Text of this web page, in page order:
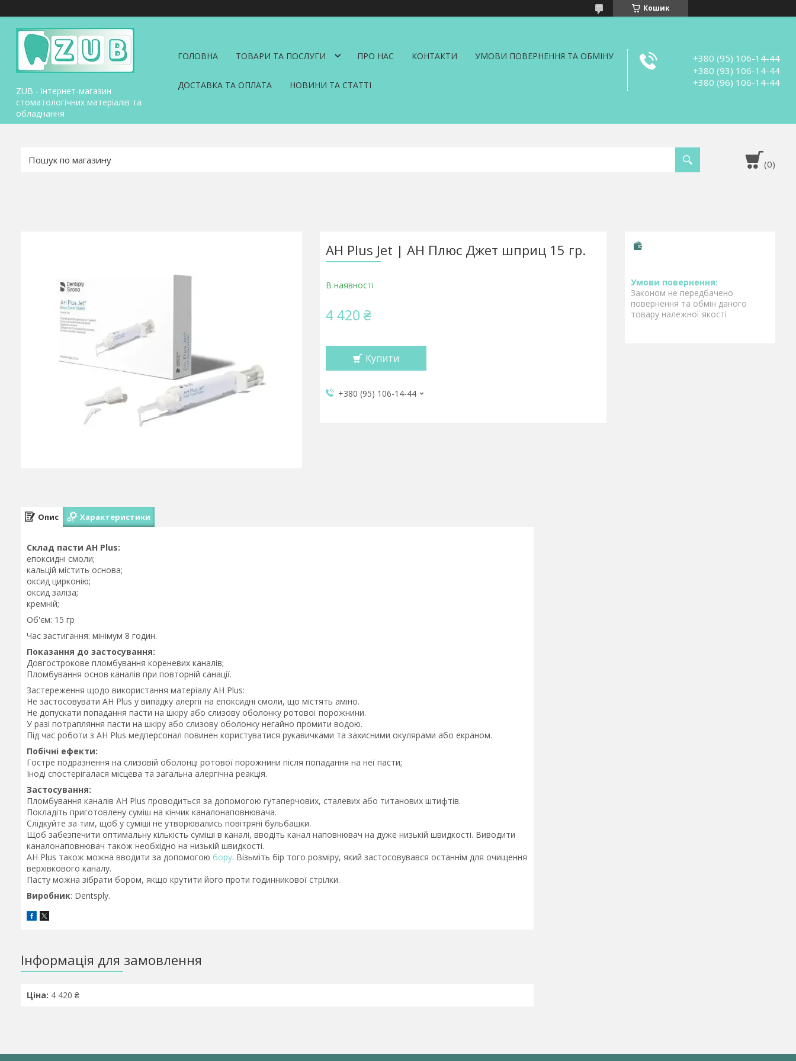
Кошик
ZUB - інтернет-магазин
стоматологічних матеріалів та
обладнання
ГОЛОВНА ТОВАРИ ТА ПОСЛУГИ ПРО НАС КОНТАКТИ УМОВИ ПОВЕРНЕННЯ ТА ОБМІНУ
ДОСТАВКА ТА ОПЛАТА НОВИНИ ТА СТАТТІ
+380 (95) 106-14-44
+380 (93) 106-14-44
+380 (96) 106-14-44
AH Plus Jet | АН Плюс Джет шприц 15 гр.
В наявності
4 420 ₴
Купити
+380 (95) 106-14-44
Законом не передбачено
повернення та обмін даного
товару належної якості
Опис Характеристики
Склад пасти AH Plus:
епоксидні смоли;
кальцій містить основа;
оксид цирконію;
оксид заліза;
кремній;
Об'єм: 15 гр
Час застигання: мінімум 8 годин.
Показання до застосування:
Довгострокове пломбування кореневих каналів;
Пломбування основ каналів при повторній санації.
Застереження щодо використання матеріалу AH Plus:
Не застосовувати AH Plus у випадку алергії на епоксидні смоли, що містять аміно.
Не допускати попадання пасти на шкіру або слизову оболонку ротової порожнини.
У разі потрапляння пасти на шкіру або слизову оболонку негайно промити водою.
Під час роботи з AH Plus медперсонал повинен користуватися рукавичками та захисними окулярами або екраном.
Побічні ефекти:
Гостре подразнення на слизовій оболонці ротової порожнини після попадання на неї пасти;
Іноді спостерігалася місцева та загальна алергічна реакція.
Застосування:
Пломбування каналів AH Plus проводиться за допомогою гутаперчових, сталевих або титанових штифтів.
Покладіть приготовлену суміш на кінчик каналонаповнювача.
Слідкуйте за тим, щоб у суміші не утворювались повітряні бульбашки.
Щоб забезпечити оптимальну кількість суміші в каналі, вводіть канал наповнювач на дуже низькій швидкості. Виводити
каналонаповнювач також необхідно на низькій швидкості.
AH Plus також можна вводити за допомогою бору. Візьміть бір того розміру, який застосовувався останнім для очищення
верхівкового каналу.
Пасту можна зібрати бором, якщо крутити його проти годинникової стрілки.
Виробник: Dentsply.
Інформація для замовлення
Ціна: 4 420 ₴